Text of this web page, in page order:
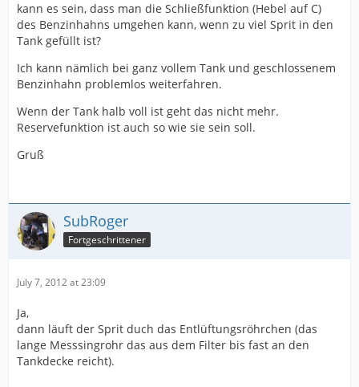
kann es sein, dass man die Schließfunktion (Hebel auf C)
des Benzinhahns umgehen kann, wenn zu viel Sprit in den
Tank gefüllt ist?
Ich kann nämlich bei ganz vollem Tank und geschlossenem
Benzinhahn problemlos weiterfahren.
Wenn der Tank halb voll ist geht das nicht mehr.
Reservefunktion ist auch so wie sie sein soll.
Gruß
SubRoger
Fortgeschrittener
July 7, 2012 at 23:09
Ja,
dann läuft der Sprit duch das Entlüftungsröhrchen (das
lange Messsingrohr das aus dem Filter bis fast an den
Tankdecke reicht).